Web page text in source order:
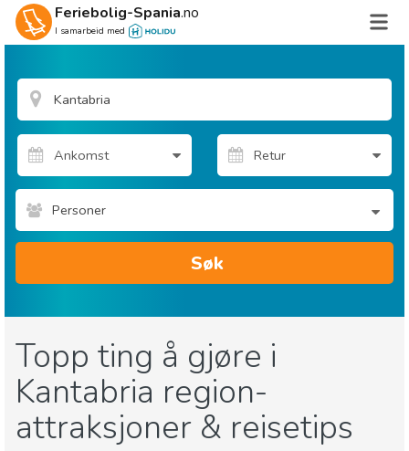
Feriebolig-Spania.no
I samarbeid med
Personer
Søk
Topp ting å gjøre i
Kantabria region-
attraksjoner & reisetips